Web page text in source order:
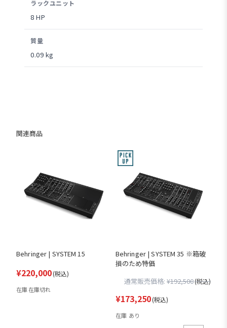
ラックユニット
8 HP
質量
0.09 kg
関連商品
Behringer | SYSTEM 15
¥220,000(税込)
在庫 在庫切れ
Behringer | SYSTEM 35 ※箱破
損のため特価
通常販売価格: ¥192,500(税込)
¥173,250(税込)
在庫 あり